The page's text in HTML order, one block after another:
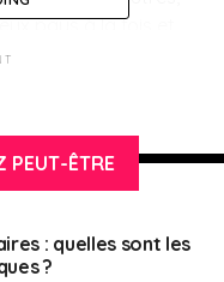
pays à la fois et
doit, l’emporter en
en connaissance
Et je suis une
PEUT-ÊTRE
: quelles sont les
?